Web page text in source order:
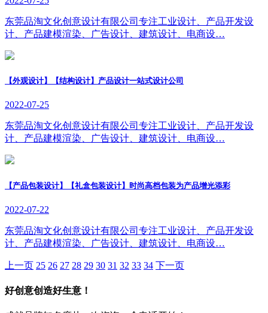
东莞品淘文化创意设计有限公司专注工业设计、产品开发设
计、产品建模渲染、广告设计、建筑设计、电商设…
【外观设计】【结构设计】产品设计一站式设计公司
2022-07-25
东莞品淘文化创意设计有限公司专注工业设计、产品开发设
计、产品建模渲染、广告设计、建筑设计、电商设…
【产品包装设计】【礼盒包装设计】时尚高档包装为产品增光添彩
2022-07-22
东莞品淘文化创意设计有限公司专注工业设计、产品开发设
计、产品建模渲染、广告设计、建筑设计、电商设…
上一页 25 26 27 28 29 30 31 32 33 34 下一页
好创意创造好生意！